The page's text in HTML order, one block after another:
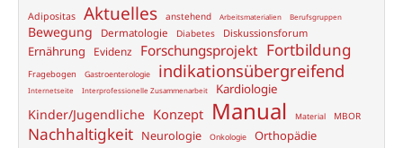
Adipositas Aktuelles anstehend Arbeitsmaterialien Berufsgruppen
Bewegung Dermatologie Diabetes Diskussionsforum
Ernährung Evidenz Forschungsprojekt Fortbildung
Fragebogen Gastroenterologie indikationsübergreifend
Internetseite Interprofessionelle Zusammenarbeit Kardiologie
Kinder/Jugendliche Konzept Manual Material MBOR
Nachhaltigkeit Neurologie Onkologie Orthopädie